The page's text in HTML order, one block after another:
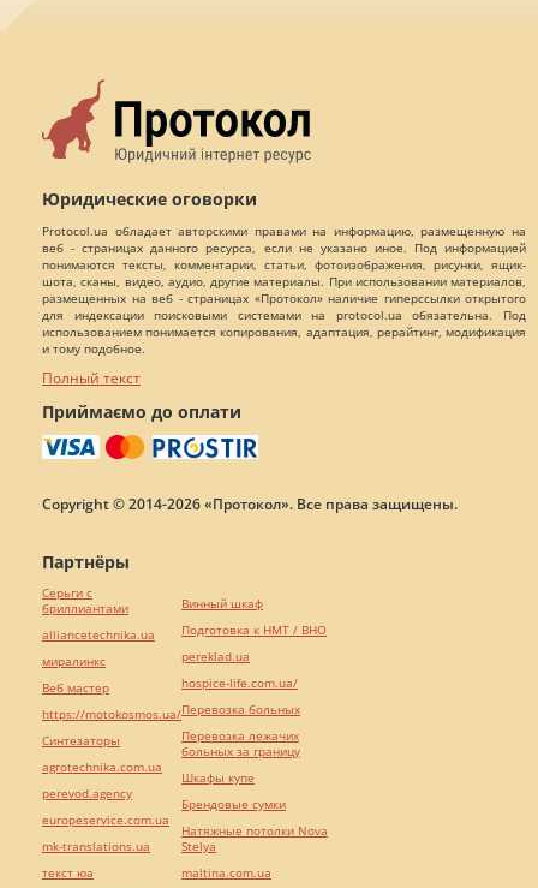
Юридические оговорки
Protocol.ua обладает авторскими правами на информацию, размещенную на
веб - страницах данного ресурса, если не указано иное. Под информацией
понимаются тексты, комментарии, статьи, фотоизображения, рисунки, ящик-
шота, сканы, видео, аудио, другие материалы. При использовании материалов,
размещенных на веб - страницах «Протокол» наличие гиперссылки открытого
для индексации поисковыми системами на protocol.ua обязательна. Под
использованием понимается копирования, адаптация, рерайтинг, модификация
и тому подобное.
Полный текст
Приймаємо до оплати
Copyright © 2014-2026 «Протокол». Все права защищены.
Партнёры
Серьги с
бриллиантами
alliancetechnika.ua
миралинкс
Веб мастер
https://motokosmos.ua/
Синтезаторы
agrotechnika.com.ua
perevod.agency
europeservice.com.ua
mk-translations.ua
текст юа
Винный шкаф
Подготовка к НМТ / ВНО
pereklad.ua
hospice-life.com.ua/
Перевозка больных
Перевозка лежачих
больных за границу
Шкафы купе
Брендовые сумки
Натяжные потолки Nova
Stelya
maltina.com.ua